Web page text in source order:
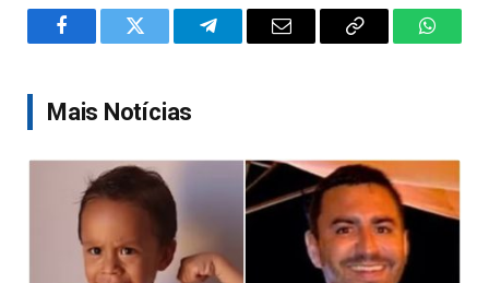
FacebookTwitter TelegramEmail
Copy
Mais Notícias